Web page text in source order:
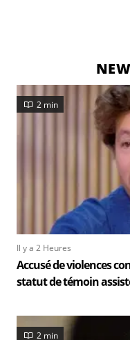
2 min
Il y a 2 Heures
Accusé de violences
statut de témoin
2 min